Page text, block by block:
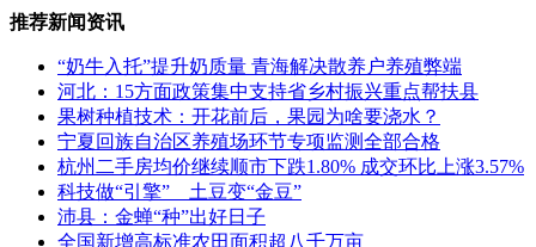
推荐新闻资讯
“奶牛入托”提升奶质量 青海解决散养户养殖弊端
河北：15方面政策集中支持省乡村振兴重点帮扶县
果树种植技术：开花前后，果园为啥要浇水？
宁夏回族自治区养殖场环节专项监测全部合格
杭州二手房均价继续顺市下跌1.80% 成交环比上涨3.57%
科技做“引擎” 土豆变“金豆”
沛县：金蝉“种”出好日子
全国新增高标准农田面积超八千万亩